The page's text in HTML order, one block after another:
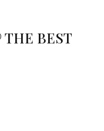
BEST